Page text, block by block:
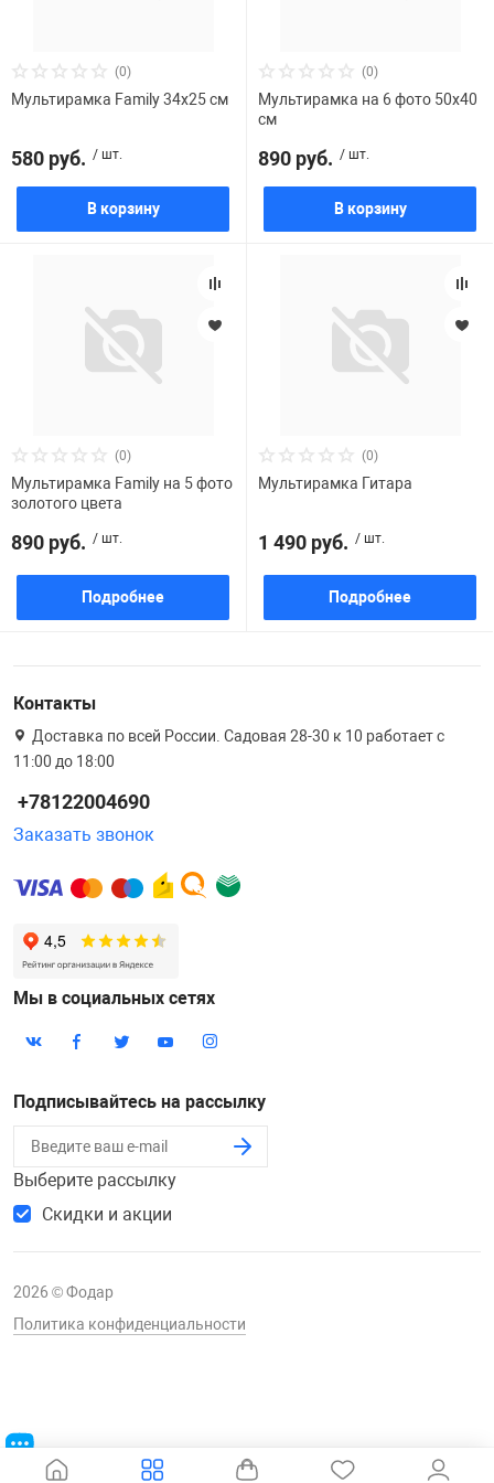
Чехлы для
(0)
Мультирамка Family 34х25 см
580 руб. / шт.
В корзину
(0)
Мультирамка на 6 фото 50х40
см
890 руб. / шт.
В корзину
(0)
Мультирамка Family на 5 фото
золотого цвета
890 руб. / шт.
Подробнее
(0)
Мультирамка Гитара
1 490 руб. / шт.
Подробнее
Контакты
Доставка по всей России. Садовая 28-30 к 10 работает с
11:00 до 18:00
+78122004690
Заказать звонок
Мы в социальных сетях
Подписывайтесь на рассылку
Выберите рассылку
Скидки и акции
2026 © Фодар
Политика конфиденциальности